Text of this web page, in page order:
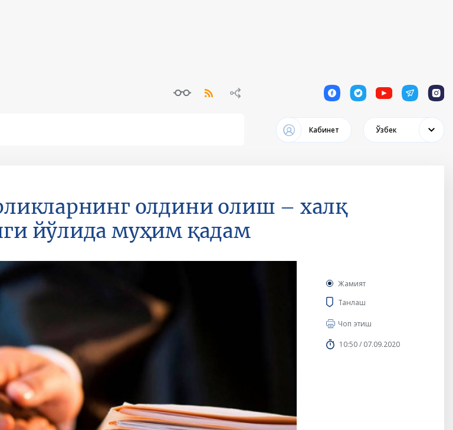
1 1 1 1 1
Кабинет Ўзбек
олдини олиш – халқ
йўлида муҳим қадам
Жамият
Танлаш
Чоп этиш
10:50 / 07.09.2020